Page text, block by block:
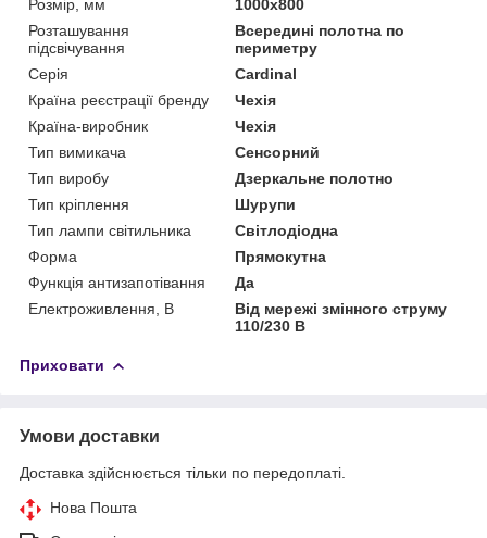
Розмір, мм
1000x800
Розташування
підсвічування
Всередині полотна по
периметру
Серія
Cardinal
Країна реєстрації бренду
Чехія
Країна-виробник
Чехія
Тип вимикача
Сенсорний
Тип виробу
Дзеркальне полотно
Тип кріплення
Шурупи
Тип лампи світильника
Світлодіодна
Форма
Прямокутна
Функція антизапотівання
Да
Електроживлення, В
Від мережі змінного струму
110/230 В
Приховати
Умови доставки
Доставка здійснюється тільки по передоплаті.
Нова Пошта